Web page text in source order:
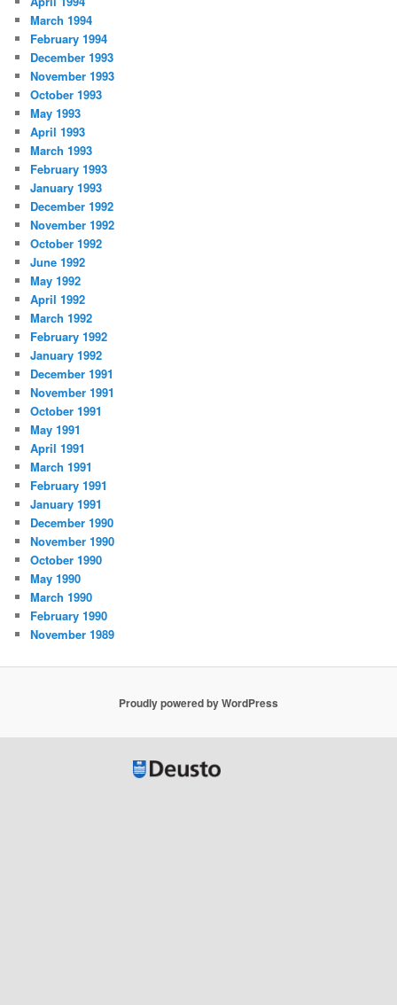
March 1994
February 1994
December 1993
November 1993
October 1993
May 1993
April 1993
March 1993
February 1993
January 1993
December 1992
November 1992
October 1992
June 1992
May 1992
April 1992
March 1992
February 1992
January 1992
December 1991
November 1991
October 1991
May 1991
April 1991
March 1991
February 1991
January 1991
December 1990
November 1990
October 1990
May 1990
March 1990
February 1990
November 1989
Proudly powered by WordPress